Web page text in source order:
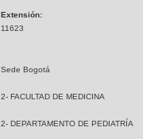
Extensión:
11623
Sede Bogotá
2- FACULTAD DE MEDICINA
2- DEPARTAMENTO DE PEDIATRÍA